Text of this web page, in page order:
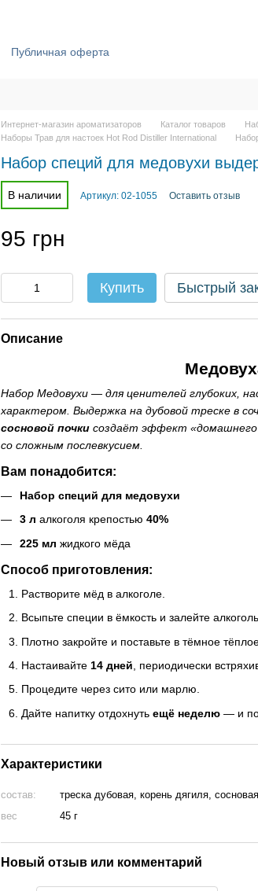
Публичная оферта
Интернет-магазин ароматизаторов Каталог товаров
Наборы Трав для настоек Hot Rod Distiller International
Набор специй для медовухи
В наличии Артикул: 02-1055 Оставить отзыв
95 грн
Купить Быстрый
Описание
Набор Медовухи — для ценителей глубоких,
характером. Выдержка на дубовой треске в
сосновой почки создаёт эффект «домашнего
со сложным послевкусием.
Вам понадобится:
Набор специй для медовухи
3 л алкоголя крепостью 40%
225 мл жидкого мёда
Способ приготовления:
Растворите мёд в алкоголе.
Всыпьте специи в ёмкость и залейте
Плотно закройте и поставьте в тёмное
Настаивайте 14 дней , периодически
Процедите через сито или марлю.
Дайте напитку отдохнуть ещё неделю — и
Характеристики
состав:
треска дубовая, корень дягиля,
вес
45 г
Новый отзыв или комментарий